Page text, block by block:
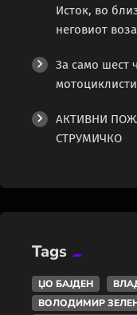
Исток, во
неговиот
За само шест
АКТИВНИ
СТРУМИЧКО
Tags
ЏО БАЈДЕН
ВОЛОДИМИР